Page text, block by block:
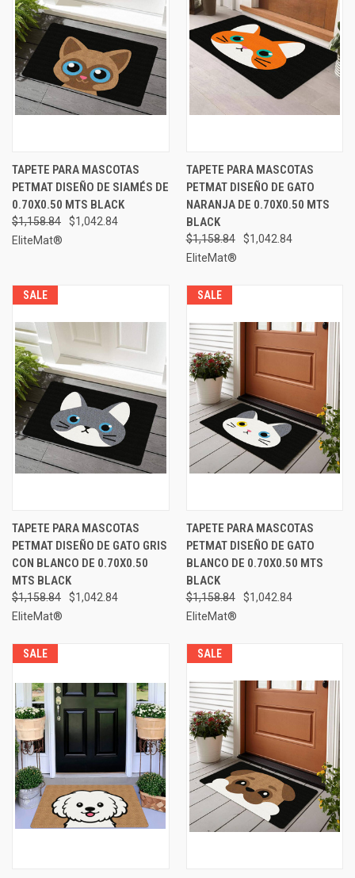
TAPETE PARA MASCOTAS
PETMAT DISEÑO DE SIAMÉS DE
0.70X0.50 MTS BLACK
$1,158.84
$1,042.84
EliteMat®
TAPETE PARA MASCOTAS
PETMAT DISEÑO DE GATO
NARANJA DE 0.70X0.50 MTS
BLACK
$1,158.84
$1,042.84
EliteMat®
SALE
TAPETE PARA MASCOTAS
PETMAT DISEÑO DE GATO GRIS
CON BLANCO DE 0.70X0.50
MTS BLACK
$1,158.84
$1,042.84
EliteMat®
SALE
TAPETE PARA MASCOTAS
PETMAT DISEÑO DE GATO
BLANCO DE 0.70X0.50 MTS
BLACK
$1,158.84
$1,042.84
EliteMat®
SALE SALE